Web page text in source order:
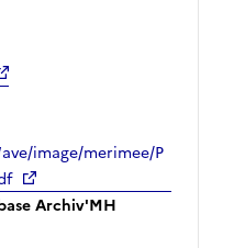
image/merimee/P
Archiv'MH